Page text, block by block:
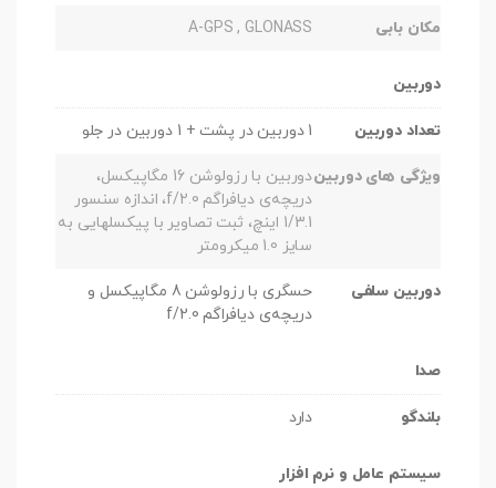
مکان بابی A-GPS , GLONASS
دوربین
تعداد دوربین 1 دوربین در پشت + 1 دوربین در جلو
ویژگی های دوربین
دوربین با رزولوشن 16 مگاپیکسل،
دریچه‌ی دیافراگم f/2.0، اندازه سنسور
1/3.1 اینچ، ثبت تصاویر با پیکسل‎هایی به
سایز 1.0 میکرومتر
دوربین سلفی
حسگری با رزولوشن 8 مگاپیکسل و
دریچه‌ی دیافراگم f/2.0
صدا
بلندگو دارد
سیستم عامل و نرم افزار